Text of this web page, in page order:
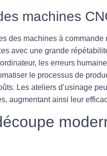
machines
des machines à
avec une grande
les erreurs
le processus de
Les ateliers d’usinage
augmentant ainsi leur